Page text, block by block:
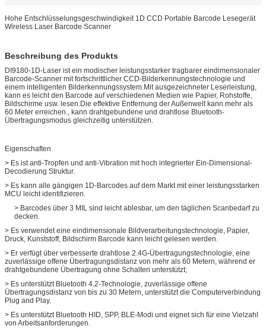
Hohe Entschlüsselungsgeschwindigkeit 1D CCD Portable Barcode Lesegerät
Wireless Laser Barcode Scanner
Beschreibung des Produkts
DI9180-1D-Laser ist ein modischer leistungsstarker tragbarer eindimensionaler
Barcode-Scanner mit fortschrittlicher CCD-Bilderkennungstechnologie und
einem intelligenten Bilderkennungssystem.Mit ausgezeichneter Leserleistung,
kann es leicht den Barcode auf verschiedenen Medien wie Papier, Rohstoffe,
Bildschirme usw. lesen.Die effektive Entfernung der Außenwelt kann mehr als
60 Meter erreichen., kann drahtgebundene und drahtlose Bluetooth-
Übertragungsmodus gleichzeitig unterstützen.
Eigenschaften
> Es ist anti-Tropfen und anti-Vibration mit hoch integrierter Ein-Dimensional-
Decodierung Struktur.
> Es kann alle gängigen 1D-Barcodes auf dem Markt mit einer leistungsstarken
MCU leicht identifizieren.
> Barcodes über 3 MIL sind leicht ablesbar, um den täglichen Scanbedarf zu
decken.
> Es verwendet eine eindimensionale Bildverarbeitungstechnologie, Papier,
Druck, Kunststoff, Bildschirm Barcode kann leicht gelesen werden.
> Er verfügt über verbesserte drahtlose 2.4G-Übertragungstechnologie, eine
zuverlässige offene Übertragungsdistanz von mehr als 60 Metern, während er
drahtgebundene Übertragung ohne Schalten unterstützt;
> Es unterstützt Bluetooth 4.2-Technologie, zuverlässige offene
Übertragungsdistanz von bis zu 30 Metern, unterstützt die Computerverbindung
Plug and Play.
> Es unterstützt Bluetooth HID, SPP, BLE-Modi und eignet sich für eine Vielzahl
von Arbeitsanforderungen.